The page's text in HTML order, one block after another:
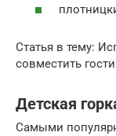
Статья в тему:
совместить
Детская
Самыми